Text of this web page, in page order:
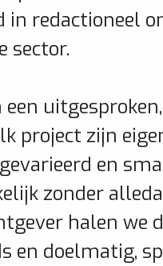
in redactioneel
sector.
project zijn
en
zonder
halen we
en doelmatig,